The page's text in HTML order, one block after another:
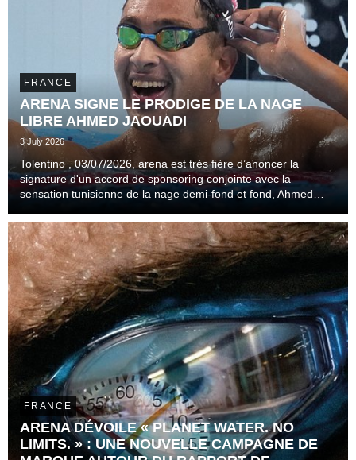
FRANCE
ARENA SIGNE LE PRODIGE DE LA NAGE
LIBRE AHMED JAOUADI
3 July 2026
Tolentino , 03/07/2026, arena est très fière d’anoncer la
signature d'un accord de sponsoring conjointe avec la
sensation tunisienne de la nage demi-fond et fond, Ahmed
FRANCE
ARENA DÉVOILE « PLANET WATER. NO
LIMITS. » : UNE NOUVELLE CAMPAGNE DE